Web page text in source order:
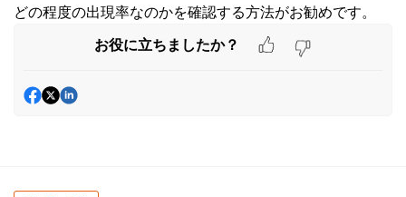
どの程度の出現率なのかを確認する方法がお勧めです。
お役に立ちましたか？